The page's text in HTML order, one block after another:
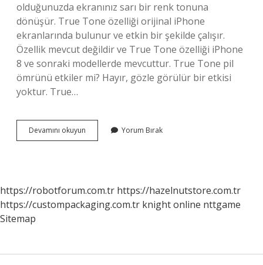
olduğunuzda ekranınız sarı bir renk tonuna
dönüşür. True Tone özelliği orijinal iPhone
ekranlarında bulunur ve etkin bir şekilde çalışır.
Özellik mevcut değildir ve True Tone özelliği iPhone
8 ve sonraki modellerde mevcuttur. True Tone pil
ömrünü etkiler mi? Hayır, gözle görülür bir etkisi
yoktur. True…
Devamını okuyun
True
Yorum Bırak
https://robotforum.com.tr https://hazelnutstore.com.tr
https://custompackaging.com.tr knight online nttgame
Sitemap